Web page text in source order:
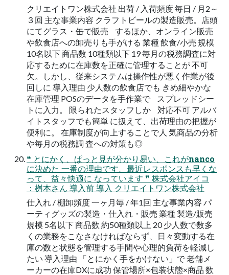
クリエイトワン株式会社 出荷 / 入荷頻度 毎日 / 月2～
３回 主な事業内容 クラフトビールの製造販売。店頭
にてグラス・缶で販売 するほか、オンライン販売
や飲食店への卸売りも手がける 業種 飲食/小売 規模
10名以下 商品数 10種類以下 19 毎月の税務調査に対
応するために在庫数を正確に管理することが 不可
欠。しかし、従来システムは操作性が悪く作業が後
回しに 導入理由 少人数の飲食店でも きめ細やかな
在庫管理 POSのデータを手作業で スプレッドシー
トに入力。 限られたスタッフしか 対応不可 アルバ
イトスタッフでも簡単 に扱えて、出荷理由の把握が
便利に。 在庫制度が向上することで人 気商品の分析
や毎月の税務調 査への対策も◎
❝ とにかく、ぱっと見が分かり易い、これがnanco
に決めた 一番の理由です。最近レスポンスも早くな
って、益々快適に なっています ❞ 株式会社アイコ
：桝本さん 導入前 導入 クリエイトワン株式会社
仕入れ / 棚卸頻度 一ヶ月毎 / 年1回 主な事業内容 パ
ーティグッズの製造・仕入れ・販売 業種 製造/販売
規模 5名以下 商品数 約50種類以上 20 少人数で数多
くの業務をこなさなければならず、日々変動する在
庫の数と状態を管理する手間や心理的負荷を軽減し
たい 導入理由 「とにかく手をかけない」で 老舗メ
ーカーの在庫DXに成功 保管場所×包装状態×商品 数